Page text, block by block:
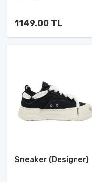
1149.00 TL
Sneaker (Designer)